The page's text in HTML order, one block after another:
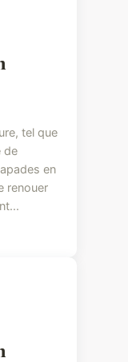
tel que
de
en
renouer